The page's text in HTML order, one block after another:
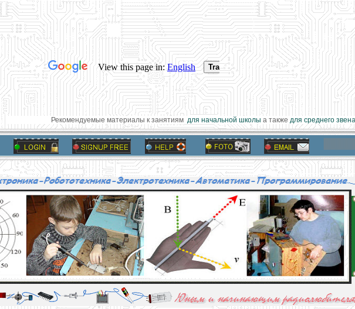
Рекомендуемые материалы к занятиямдля начальной школыа такжедля среднего звена